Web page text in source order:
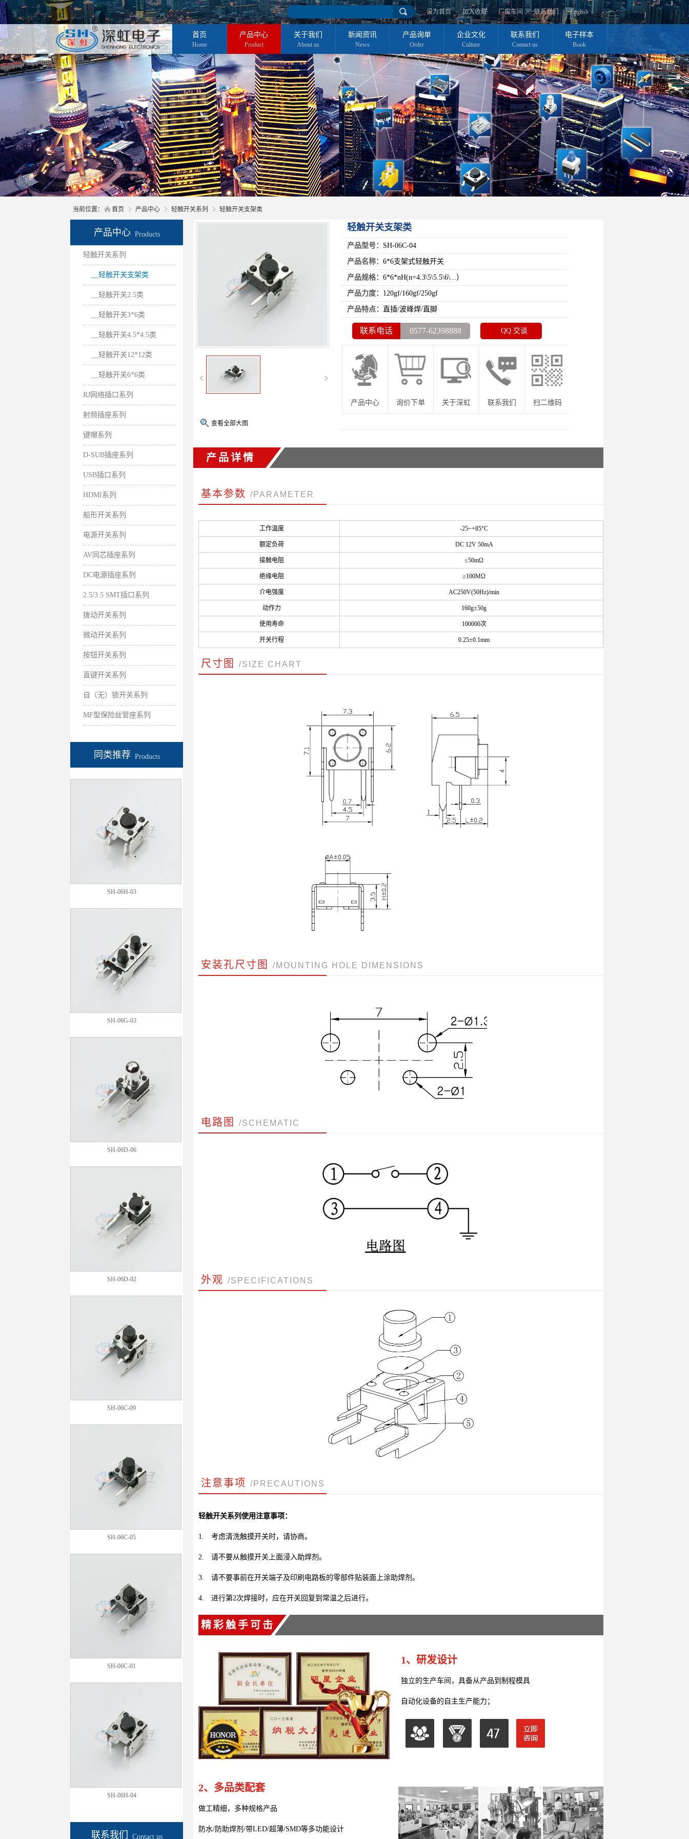
设为首页 加入收藏 厂房车间 联系我们 English
首页
Home
产品中心
Product
关于我们
About us
新闻资讯
News
产品询单
Order
企业文化
Culture
联系我们
Contact us
电子样本
Book
当前位置： 首页 产品中心 轻触开关系列 轻触开关支架类
产品中心 Products
轻触开关系列
__轻触开关支架类
__轻触开关2.5类
__轻触开关3*6类
__轻触开关4.5*4.5类
__轻触开关12*12类
__轻触开关6*6类
RJ网络插口系列
射频插座系列
键帽系列
D-SUB插座系列
USB插口系列
HDMI系列
船形开关系列
电源开关系列
AV同芯插座系列
DC电源插座系列
2.5/3.5 SMT插口系列
拨动开关系列
微动开关系列
按钮开关系列
直键开关系列
自（无）锁开关系列
MF型保险丝管座系列
同类推荐 Products
SH-06H-03
SH-06G-03
SH-06D-06
SH-06D-02
SH-06C-09
SH-06C-05
SH-06C-01
SH-06H-04
联系我们 Contact us
查看全部大图
轻触开关支架类
产品型号： SH-06C-04
产品名称： 6*6支架式轻触开关
产品规格： 6*6*nH(n=4.3\5\5.5\6\...）
产品力度： 120gf/160gf/250gf
产品特点： 直插/波峰焊/直脚
联系电话 0577-62398888 QQ 交谈
产品中心 询价下单 关于深虹 联系我们 扫二维码
产品详情
基本参数 /PARAMETER
工作温度 -25~+85°C
额定负荷 DC 12V 50mA
接触电阻 ≤50mΩ
绝缘电阻 ≥100MΩ
介电强度 AC250V(50Hz)/min
动作力 160g±50g
使用寿命 100000次
开关行程 0.25±0.1mm
尺寸图 /SIZE CHART
安装孔尺寸图 /MOUNTING HOLE DIMENSIONS
电路图 /SCHEMATIC
外观 /SPECIFICATIONS
注意事项 /PRECAUTIONS
轻触开关系列使用注意事项：
1. 考虑清洗触摸开关时，请协商。
2. 请不要从触摸开关上面浸入助焊剂。
3. 请不要事前在开关端子及印刷电路板的零部件贴装面上涂助焊剂。
4. 进行第2次焊接时，应在开关回复到常温之后进行。
精彩触手可击
1、研发设计
独立的生产车间，具备从产品到制程模具
自动化设备的自主生产能力；
2、多品类配套
做工精细，多种规格产品
防水/防助焊剂/带LED/超薄/SMD等多功能设计